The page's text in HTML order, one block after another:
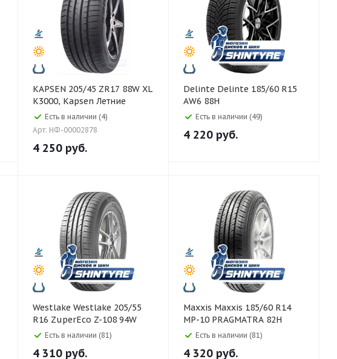
KAPSEN 205/45 ZR17 88W XL
K3000, Kapsen Летние
Есть в наличии (4)
Арт: НФ-00002878
4 250 руб.
Delinte Delinte 185/60 R15
AW6 88H
Есть в наличии (49)
4 220 руб.
Westlake Westlake 205/55
R16 ZuperEco Z-108 94W
Есть в наличии (81)
4 310 руб.
Maxxis Maxxis 185/60 R14
MP-10 PRAGMATRA 82H
Есть в наличии (81)
4 320 руб.